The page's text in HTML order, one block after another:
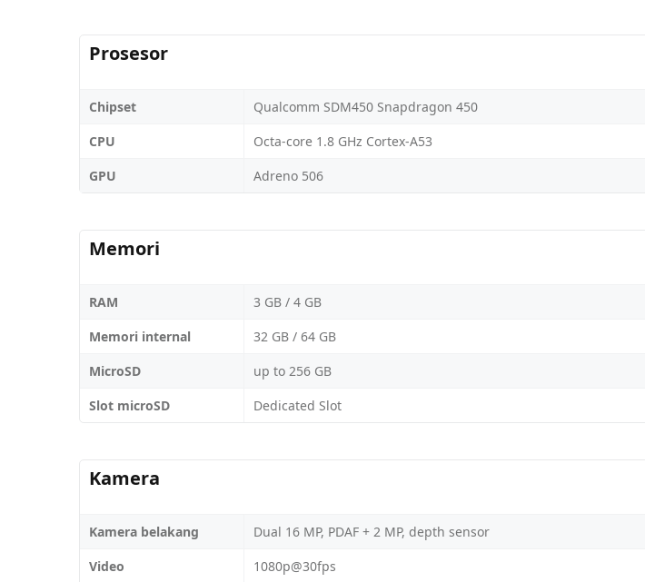
Prosesor
Chipset
Qualcomm SDM450 Snapdragon 450
CPU
Octa-core 1.8 GHz Cortex-A53
GPU
Adreno 506
Memori
RAM
3 GB / 4 GB
Memori internal
32 GB / 64 GB
MicroSD
up to 256 GB
Slot microSD
Dedicated Slot
Kamera
Kamera belakang
Dual 16 MP, PDAF + 2 MP, depth sensor
Video
1080p@30fps